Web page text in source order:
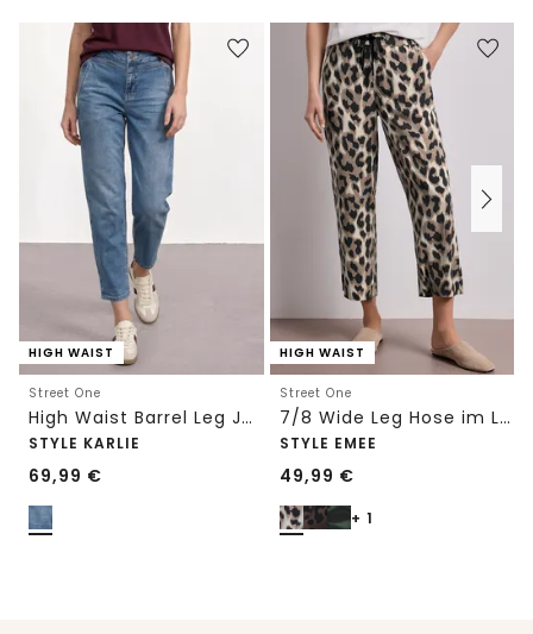
HIGH WAIST
Street One
High Waist Barrel Leg Jeans im Loose Fit
STYLE KARLIE
69,99 €
HIGH WAIST
Street One
7/8 Wide Leg Hose im Loose Fit mit Print
STYLE EMEE
49,99 €
+ 1